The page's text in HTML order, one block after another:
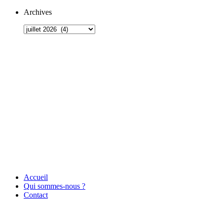
Archives
Accueil
Qui sommes-nous ?
Contact